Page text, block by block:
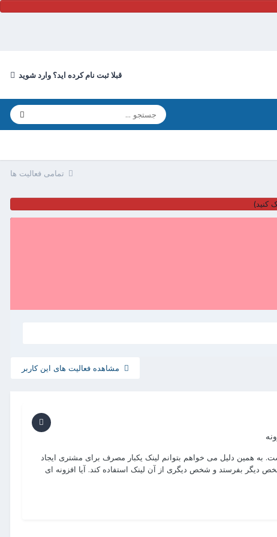
قبلا ثبت نام کرده اید؟ وارد شوید
تمامی فعالیت ها
کنید)
مشاهده فعالیت های این کاربر
همین دلیل می خواهم بتوانم لینک یکبار مصرف برای مشتری ایجاد
دیگر بفرستد و شخص دیگری از آن لینک استفاده کند. آیا افزونه ای